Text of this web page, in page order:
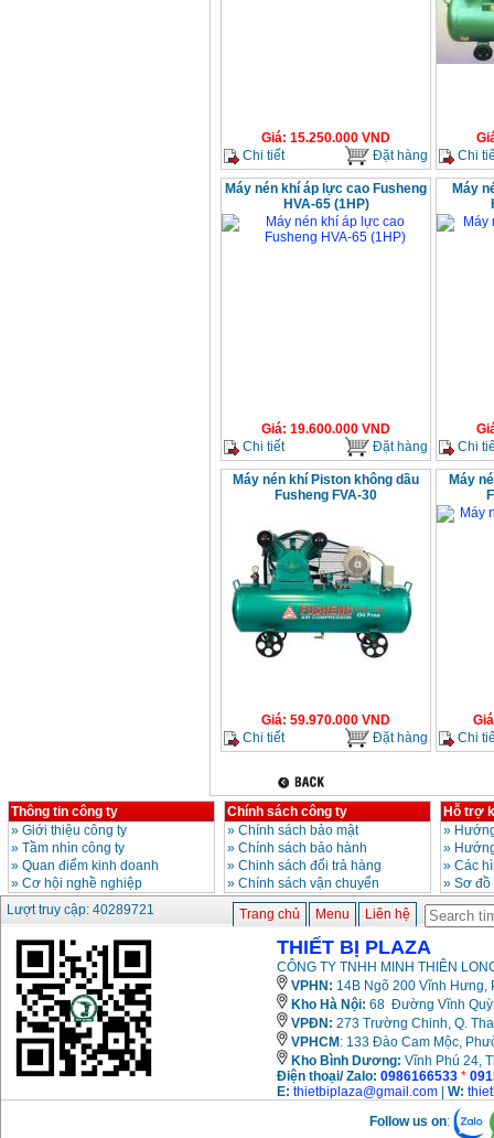
Giá: 15.250.000 VND
Chi tiết
Đặt hàng
Chi
Máy nén khí áp lực cao Fusheng
HVA-65 (1HP)
Giá: 19.600.000 VND
Chi tiết
Đặt hàng
Máy
Chi
Máy nén khí Piston không dầu
Fusheng FVA-30
Giá: 59.970.000 VND
Chi tiết
Đặt hàng
Máy
Giá
Chi
Thông tin công ty
» Giới thiệu công ty
» Tầm nhìn công ty
» Quan điểm kinh doanh
» Cơ hội nghề nghiệp
Chính sách công ty
» Chính sách bảo mật
» Chính sách bảo hành
» Chinh sách đổi trả hàng
» Chính sách vận chuyển
Hỗ trợ
»
»
» Các
» Sơ
Lượt truy cập: 40289721
Trang chủ Menu Liên hệ
THIẾT BỊ PLAZA
CÔNG TY TNHH MINH THIÊN
VPHN: 14B Ngõ 200 Vĩnh Hưng,
Kho Hà Nội: 68 Đường Vĩnh
VPĐN: 273 Trường Chinh, Q.
VPHCM : 133 Đào Cam Mộc,
Kho Bình Dương: Vĩnh Phú 24,
Điện thoại/ Zalo: 0986166533 *
E: thietbiplaza@gmail.com W:
Follow us on: